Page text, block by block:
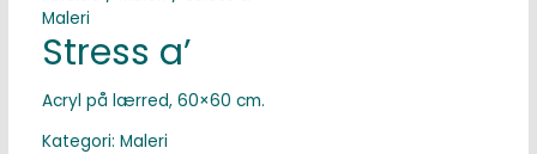
Maleri
Stress a’
Acryl på lærred, 60×60 cm.
Kategori: Maleri